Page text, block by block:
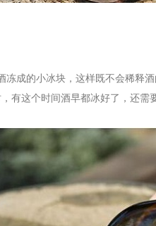
成的小冰块，这样既不会稀释酒
有这个时间酒早都冰好了，还需